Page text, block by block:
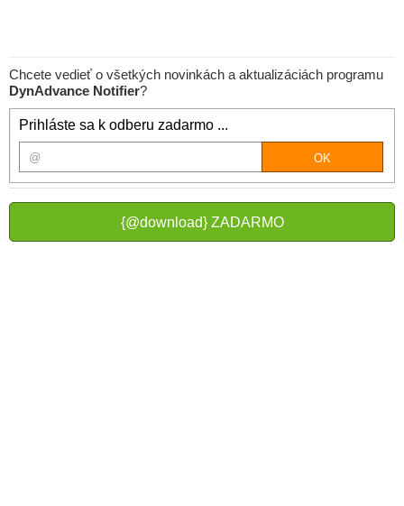
Chcete vedieť o všetkých novinkách a aktualizáciách programu
DynAdvance Notifier?
Prihláste sa k odberu zadarmo ...
{@download} ZADARMO